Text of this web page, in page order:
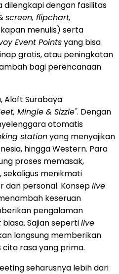
dilengkapi dengan fasilitas
screen, flipchart,
menulis) serta
Event Pointsyang bisa
gratis, atau peningkatan
bagi perencanaan
Aloft Surabaya
Mingle & Sizzle". Dengan
otomatis
stationyang menyajikan
hingga Western. Para
proses memasak,
menikmati
dan personal. Konseplive
keseruan
pengalaman
biasa. Sajian sepertilive
langsung memberikan
cita rasa yang prima.
seharusnya lebih dari